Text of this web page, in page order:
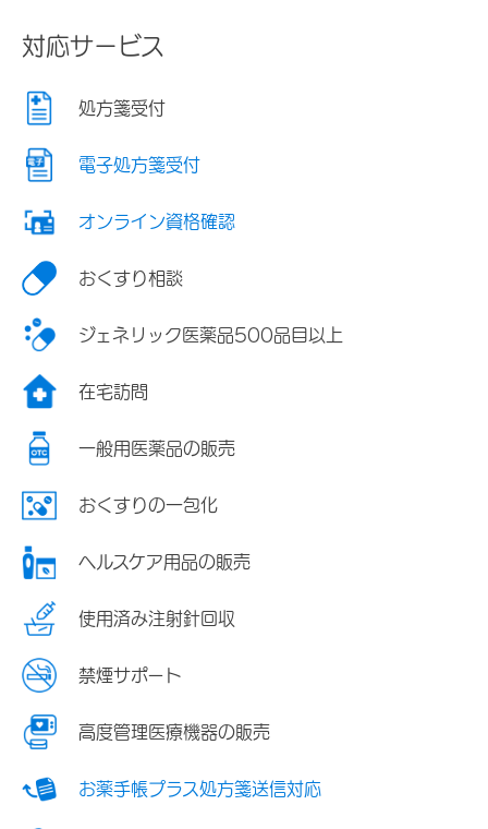
対応サービス
処方箋受付
電子処方箋受付
オンライン資格確認
おくすり相談
ジェネリック医薬品500品目以上
在宅訪問
一般用医薬品の販売
おくすりの一包化
ヘルスケア用品の販売
使用済み注射針回収
禁煙サポート
高度管理医療機器の販売
お薬手帳プラス処方箋送信対応